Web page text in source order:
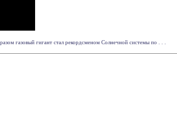
газовый гигант стал рекордсменом Солнечной системы по . . .